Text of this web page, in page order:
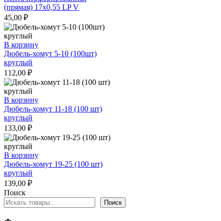
(прямая) 17х0,55 LP V
45,00 ₽
В корзину
Дюбель-хомут 5-10 (100шт)
круглый
112,00 ₽
В корзину
Дюбель-хомут 11-18 (100 шт)
круглый
133,00 ₽
В корзину
Дюбель-хомут 19-25 (100 шт)
круглый
139,00 ₽
Поиск
Поиск